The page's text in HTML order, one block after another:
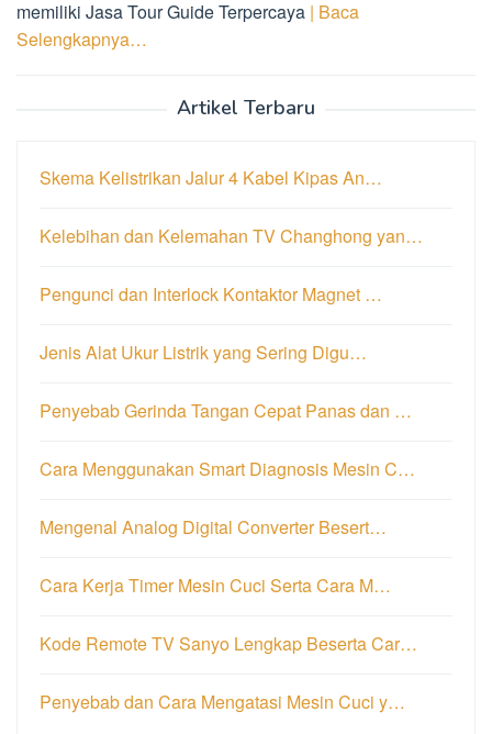
memiliki Jasa Tour Guide Terpercaya | Baca
Selengkapnya…
Artikel Terbaru
Skema Kelistrikan Jalur 4 Kabel Kipas An…
Kelebihan dan Kelemahan TV Changhong yan…
Pengunci dan Interlock Kontaktor Magnet …
Jenis Alat Ukur Listrik yang Sering Digu…
Penyebab Gerinda Tangan Cepat Panas dan …
Cara Menggunakan Smart Diagnosis Mesin C…
Mengenal Analog Digital Converter Besert…
Cara Kerja Timer Mesin Cuci Serta Cara M…
Kode Remote TV Sanyo Lengkap Beserta Car…
Penyebab dan Cara Mengatasi Mesin Cuci y…